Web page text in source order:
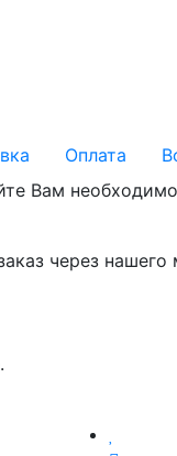
Оплата
Вам
через нашего